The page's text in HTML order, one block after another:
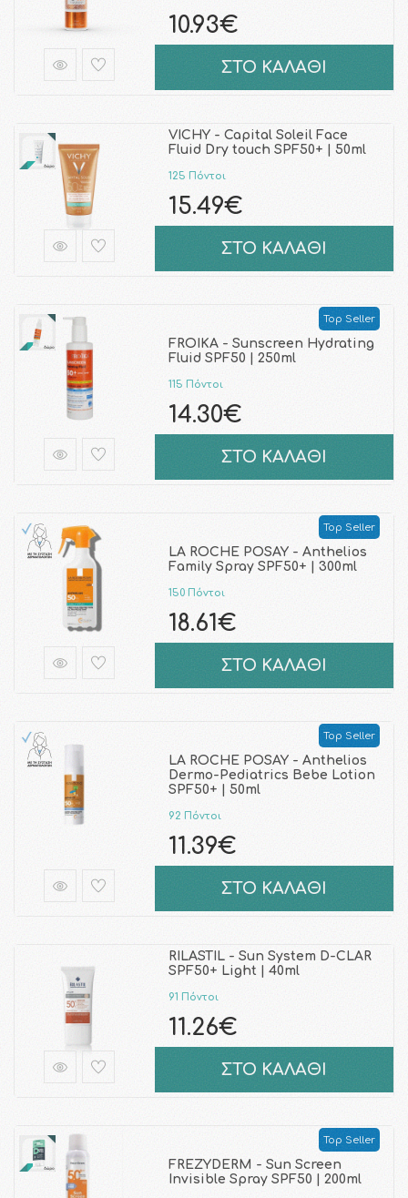
10.93€
ΣΤΟ ΚΑΛΑΘΙ
VICHY - Capital Soleil Face
Fluid Dry touch SPF50+ | 50ml
125 Πόντοι
15.49€
ΣΤΟ ΚΑΛΑΘΙ
Top Seller
FROIKA - Sunscreen Hydrating
Fluid SPF50 | 250ml
115 Πόντοι
14.30€
ΣΤΟ ΚΑΛΑΘΙ
Top Seller
LA ROCHE POSAY - Anthelios
Family Spray SPF50+ | 300ml
150 Πόντοι
18.61€
ΣΤΟ ΚΑΛΑΘΙ
Top Seller
LA ROCHE POSAY - Anthelios
Dermo-Pediatrics Bebe Lotion
SPF50+ | 50ml
92 Πόντοι
11.39€
ΣΤΟ ΚΑΛΑΘΙ
RILASTIL - Sun System D-CLAR
SPF50+ Light | 40ml
91 Πόντοι
11.26€
ΣΤΟ ΚΑΛΑΘΙ
Top Seller
FREZYDERM - Sun Screen
Invisible Spray SPF50 | 200ml